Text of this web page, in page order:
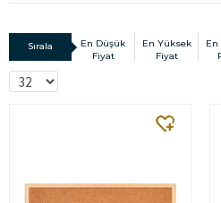
Sırala
En Düşük
Fiyat
En Yüksek
Fiyat
En